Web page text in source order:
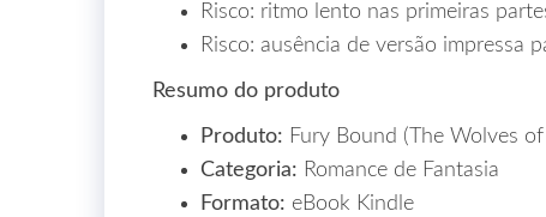
Risco: ritmo lento nas primeiras
Risco: ausência de versão impressa
Resumo do produto
Produto: Fury Bound (The Wolves
Categoria: Romance de Fantasia
Formato: eBook Kindle